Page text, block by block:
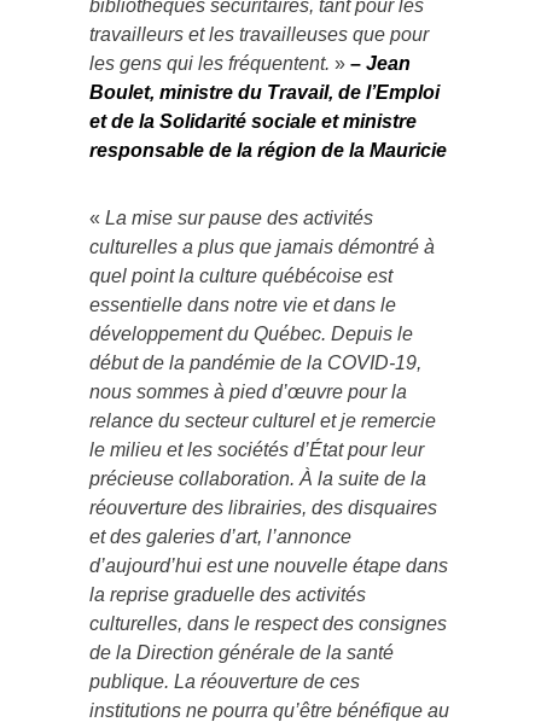
bibliothèques sécuritaires, tant pour les
travailleurs et les travailleuses que pour
les gens qui les fréquentent. » – Jean
Boulet, ministre du Travail, de l’Emploi
et de la Solidarité sociale et ministre
responsable de la région de la Mauricie
« La mise sur pause des activités
culturelles a plus que jamais démontré à
quel point la culture québécoise est
essentielle dans notre vie et dans le
développement du Québec. Depuis le
début de la pandémie de la COVID-19,
nous sommes à pied d’œuvre pour la
relance du secteur culturel et je remercie
le milieu et les sociétés d’État pour leur
précieuse collaboration. À la suite de la
réouverture des librairies, des disquaires
et des galeries d’art, l’annonce
d’aujourd’hui est une nouvelle étape dans
la reprise graduelle des activités
culturelles, dans le respect des consignes
de la Direction générale de la santé
publique. La réouverture de ces
institutions ne pourra qu’être bénéfique au